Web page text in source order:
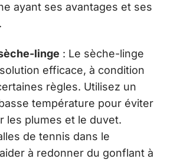
ayant ses avantages et ses
linge : Le sèche-linge
efficace, à condition
règles. Utilisez un
température pour éviter
les plumes et le duvet.
de tennis dans le
à redonner du gonflant à